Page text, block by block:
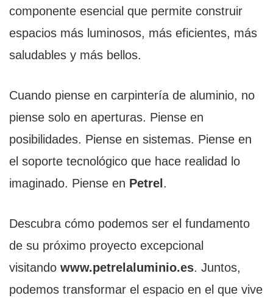
componente esencial que permite construir
espacios más luminosos, más eficientes, más
saludables y más bellos.
Cuando piense en carpintería de aluminio, no
piense solo en aperturas. Piense en
posibilidades. Piense en sistemas. Piense en
el soporte tecnológico que hace realidad lo
imaginado. Piense en Petrel.
Descubra cómo podemos ser el fundamento
de su próximo proyecto excepcional
visitando www.petrelaluminio.es. Juntos,
podemos transformar el espacio en el que vive